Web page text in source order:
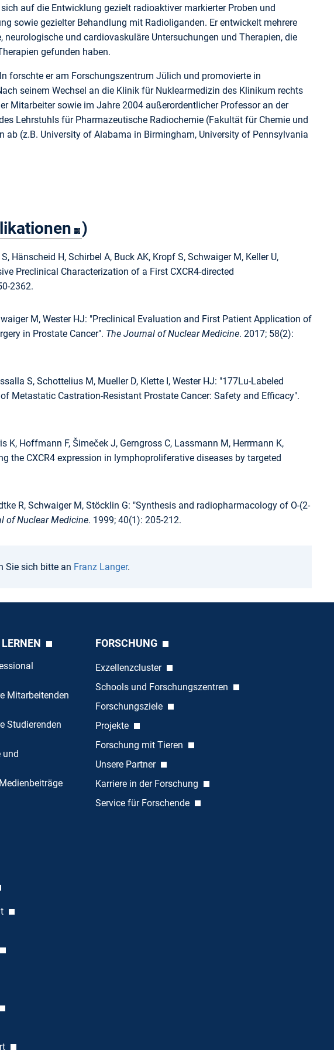
auf die Entwicklung gezielt radioaktiver markierter Proben und
sowie gezielter Behandlung mit Radioliganden. Er entwickelt mehrere
und cardiovaskuläre Untersuchungen und Therapien, die
gefunden haben.
forschte er am Forschungszentrum Jülich und promovierte in
seinem Wechsel an die Klinik für Nuklearmedizin des Klinikum rechts
Mitarbeiter sowie im Jahre 2004 außerordentlicher Professor an der
Lehrstuhls für Pharmazeutische Radiochemie (Fakultät für Chemie und
ab (z.B. University of Alabama in Birmingham, University of Pennsylvania
)
Hänscheid H, Schirbel A, Buck AK, Kropf S, Schwaiger M, Keller U,
Preclinical Characterization of a First CXCR4-directed
2362.
M, Wester HJ: "Preclinical Evaluation and First Patient Application of
in Prostate Cancer". The Journal of Nuclear Medicine. 2017; 58(2):
S, Schottelius M, Mueller D, Klette I, Wester HJ: "177Lu-Labeled
Metastatic Castration-Resistant Prostate Cancer: Safety and Efficacy".
K, Hoffmann F, Šimeček J, Gerngross C, Lassmann M, Herrmann K,
the CXCR4 expression in lymphoproliferative diseases by targeted
R, Schwaiger M, Stöcklin G: "Synthesis and radiopharmacology of O-(2-
of Nuclear Medicine. 1999; 40(1): 205-212.
Sie sich bitte an Franz Langer.
Mitarbeitenden
Studierenden
und
FORSCHUNG
Exzellenzcluster
Schools und Forschungszentren
Forschungsziele
Projekte
Forschung mit Tieren
Unsere Partner
Karriere in der Forschung
Service für Forschende